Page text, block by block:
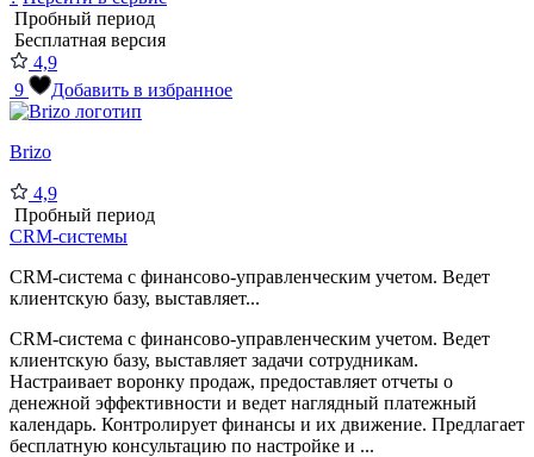
Пробный период
Бесплатная версия
4,9
9
Добавить в избранное
Brizo
4,9
Пробный период
CRM-системы
CRM-система с финансово-управленческим учетом. Ведет
клиентскую базу, выставляет...
CRM-система с финансово-управленческим учетом. Ведет
клиентскую базу, выставляет задачи сотрудникам.
Настраивает воронку продаж, предоставляет отчеты о
денежной эффективности и ведет наглядный платежный
календарь. Контролирует финансы и их движение. Предлагает
бесплатную консультацию по настройке и ...